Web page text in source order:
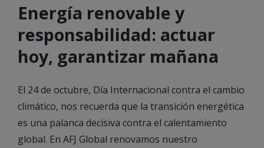
Energía renovable y
responsabilidad: actuar
hoy, garantizar mañana
El 24 de octubre, Día Internacional contra el cambio
climático, nos recuerda que la transición energética
es una palanca decisiva contra el calentamiento
global. En AFJ Global renovamos nuestro